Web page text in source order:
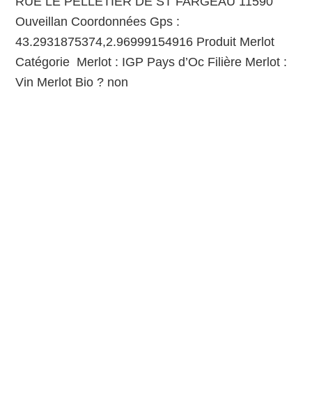
Ouveillan Coordonnées Gps :
43.2931875374,2.96999154916 Produit Merlot
Catégorie Merlot : IGP Pays d’Oc Filière Merlot :
Vin Merlot Bio ? non